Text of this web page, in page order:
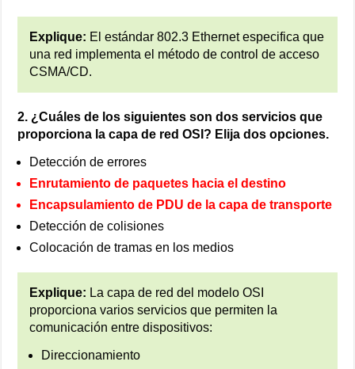
Explique: El estándar 802.3 Ethernet especifica que
una red implementa el método de control de acceso
CSMA/CD.
2. ¿Cuáles de los siguientes son dos servicios que
proporciona la capa de red OSI? Elija dos opciones.
Detección de errores
Enrutamiento de paquetes hacia el destino
Encapsulamiento de PDU de la capa de transporte
Detección de colisiones
Colocación de tramas en los medios
Explique: La capa de red del modelo OSI
proporciona varios servicios que permiten la
comunicación entre dispositivos:
Direccionamiento